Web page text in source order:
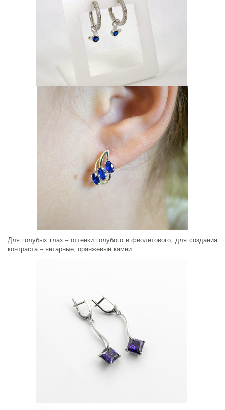
Для голубых глаз – оттенки голубого и фиолетового, для создания
контраста – янтарные, оранжевые камни.